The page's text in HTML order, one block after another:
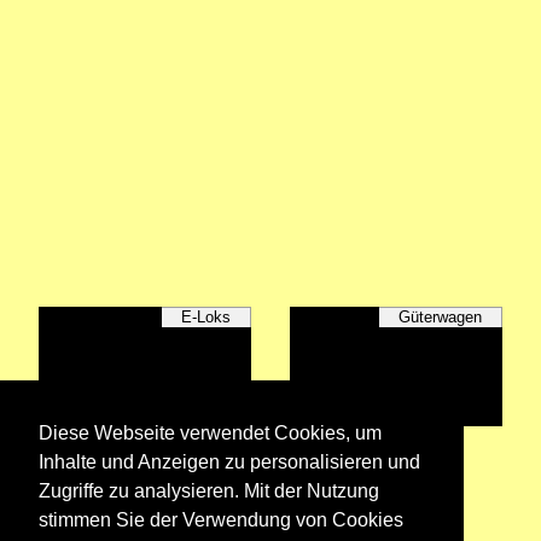
E-Loks Güterwagen
Unternehmen
Diese Webseite verwendet Cookies, um
Inhalte und Anzeigen zu personalisieren und
Zugriffe zu analysieren. Mit der Nutzung
stimmen Sie der Verwendung von Cookies